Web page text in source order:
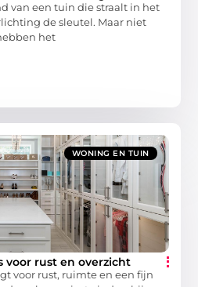
van een tuin die straalt in het
de sleutel. Maar niet
het
WONING EN TUIN
voor rust en overzicht
voor rust, ruimte en een fijn